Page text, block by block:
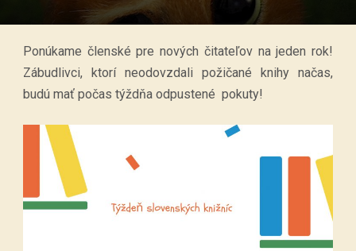
Ponúkame členské pre nových čitateľov na jeden rok!
Zábudlivci, ktorí neodovzdali požičané knihy načas,
budú mať počas týždňa odpustené pokuty!